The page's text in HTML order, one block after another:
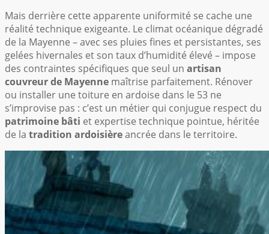
Mais derrière cette apparente uniformité se cache une
réalité technique exigeante. Le climat océanique dégradé
de la Mayenne – avec ses pluies fines et persistantes, ses
gelées hivernales et son taux d’humidité élevé – impose
des contraintes spécifiques que seul un artisan
couvreur de Mayenne maîtrise parfaitement. Rénover
ou installer une toiture en ardoise dans le 53 ne
s’improvise pas : c’est un métier qui conjugue respect du
patrimoine bâti et expertise technique pointue, héritée
de la tradition ardoisièreancrée dans le territoire.